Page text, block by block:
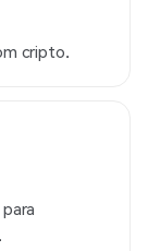
cripto.